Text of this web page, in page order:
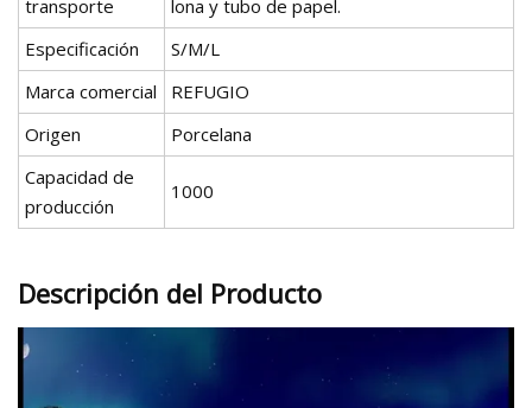
transporte
lona y tubo de papel.
Especificación
S/M/L
Marca comercial
REFUGIO
Origen
Porcelana
Capacidad de
producción
1000
Descripción del Producto